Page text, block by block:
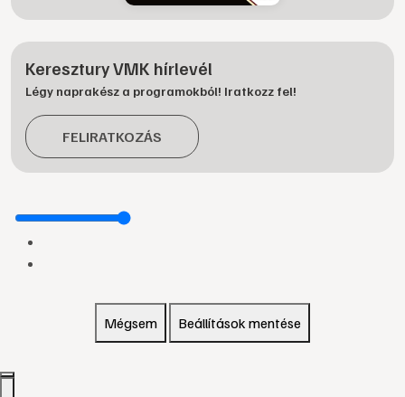
Keresztury VMK hírlevél
Légy naprakész a programokból! Iratkozz fel!
FELIRATKOZÁS
Mégsem Beállítások mentése